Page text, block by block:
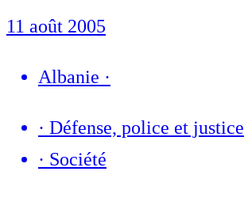
11 août 2005
Albanie ·
· Défense, police et justice
· Société